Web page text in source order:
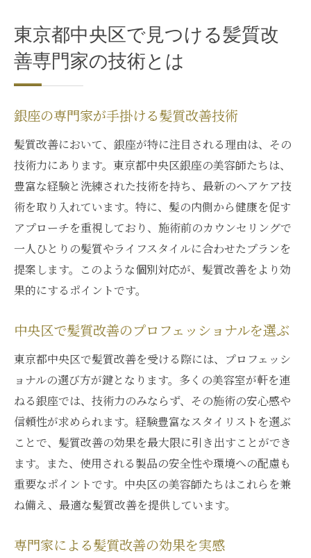
東京都中央区で見つける髪質改
善専門家の技術とは
銀座の専門家が手掛ける髪質改善技術
髪質改善において、銀座が特に注目される理由は、その
技術力にあります。東京都中央区銀座の美容師たちは、
豊富な経験と洗練された技術を持ち、最新のヘアケア技
術を取り入れています。特に、髪の内側から健康を促す
アプローチを重視しており、施術前のカウンセリングで
一人ひとりの髪質やライフスタイルに合わせたプランを
提案します。このような個別対応が、髪質改善をより効
果的にするポイントです。
中央区で髪質改善のプロフェッショナルを選ぶ
東京都中央区で髪質改善を受ける際には、プロフェッシ
ョナルの選び方が鍵となります。多くの美容室が軒を連
ねる銀座では、技術力のみならず、その施術の安心感や
信頼性が求められます。経験豊富なスタイリストを選ぶ
ことで、髪質改善の効果を最大限に引き出すことができ
ます。また、使用される製品の安全性や環境への配慮も
重要なポイントです。中央区の美容師たちはこれらを兼
ね備え、最適な髪質改善を提供しています。
専門家による髪質改善の効果を実感